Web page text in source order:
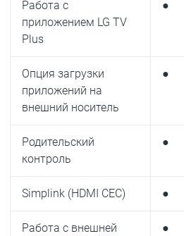
Работа с
приложением LG TV
Plus
●
Опция загрузки
приложений на
внешний носитель
●
Родительский
контроль
●
Simplink (HDMI CEC) ●
Работа с внешней
●